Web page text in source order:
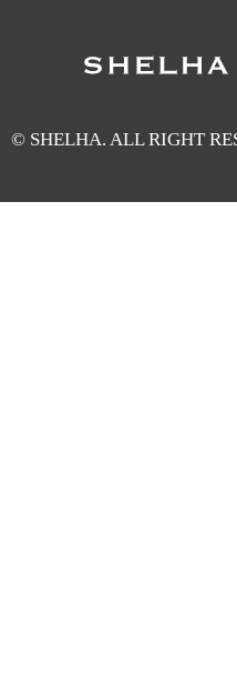
© SHELHA. ALL RIGHT